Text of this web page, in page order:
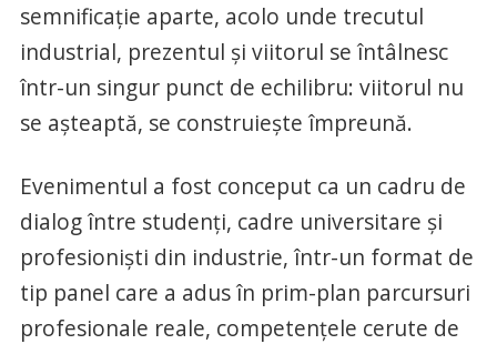
semnificație aparte, acolo unde trecutul
industrial, prezentul și viitorul se întâlnesc
într-un singur punct de echilibru: viitorul nu
se așteaptă, se construiește împreună.
Evenimentul a fost conceput ca un cadru de
dialog între studenți, cadre universitare și
profesioniști din industrie, într-un format de
tip panel care a adus în prim-plan parcursuri
profesionale reale, competențele cerute de